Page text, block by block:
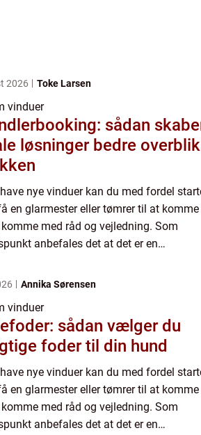
2026 Toke Larsen
vinduer
sådan
løsninger bedre overblik
nye vinduer kan du med fordel
en glarmester eller tømrer til at komme
med råd og vejledning. Som
anbefales det at det er en
at...
Annika Sørensen
vinduer
sådan vælger du
foder til din hund
nye vinduer kan du med fordel
en glarmester eller tømrer til at komme
med råd og vejledning. Som
anbefales det at det er en